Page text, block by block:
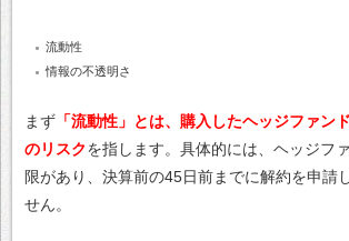
流動性
情報の不透明さ
まず 「流動性」とは、購入したヘッジファン
のリスクを指します。具体的には、ヘッジフ
限があり、決算前の45日前までに解約を申請
せん。